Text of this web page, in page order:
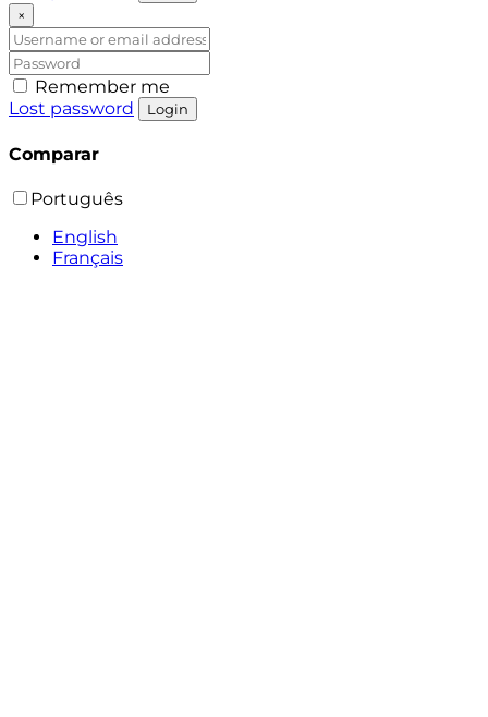
×
Remember me
Lost password
Login
Comparar
Português
English
Français